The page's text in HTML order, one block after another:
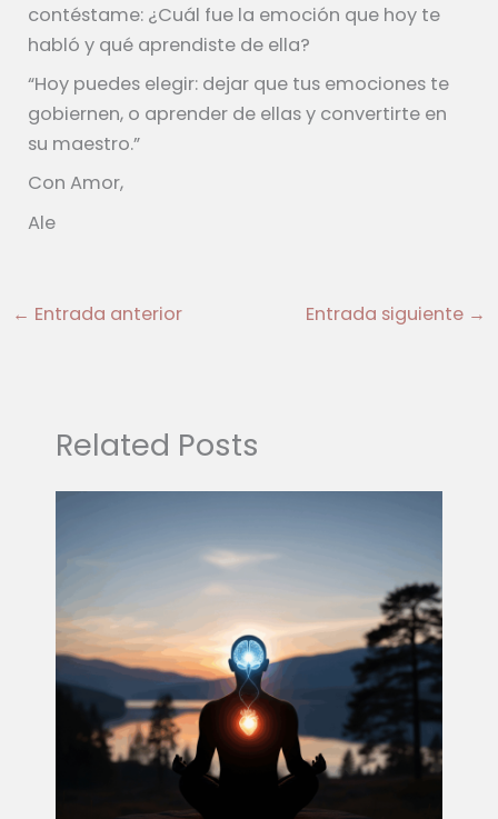
contéstame: ¿Cuál fue la emoción que hoy te
habló y qué aprendiste de ella?
“Hoy puedes elegir: dejar que tus emociones te
gobiernen, o aprender de ellas y convertirte en
su maestro.”
Con Amor,
Ale
← Entrada anterior Entrada siguiente →
Related Posts